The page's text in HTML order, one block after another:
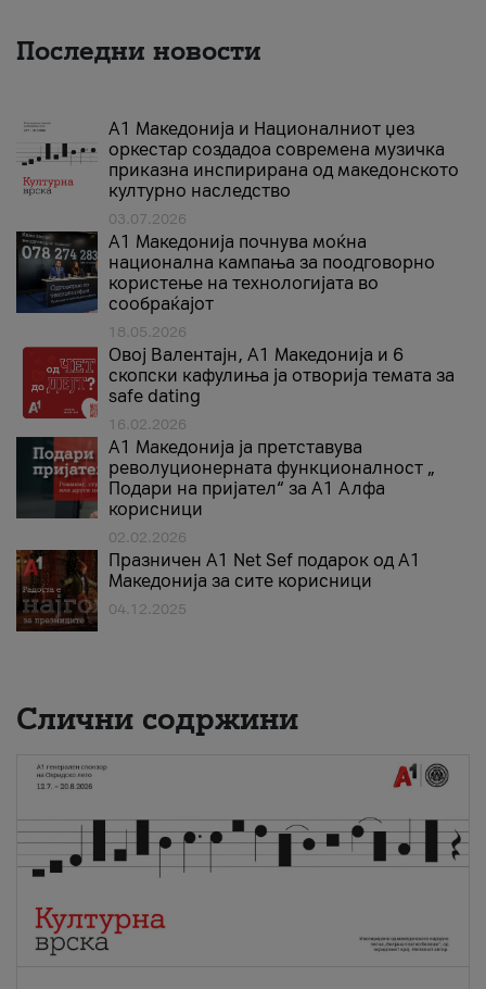
Последни новости
А1 Македонија и Националниот џез
оркестар создадоа современа музичка
приказна инспирирана од македонското
културно наследство
03.07.2026
A1 Македонија почнува моќна
национална кампања за поодговорно
користење на технологијата во
сообраќајот
18.05.2026
Овој Валентајн, A1 Македонија и 6
скопски кафулиња ја отворија темата за
safe dating
16.02.2026
А1 Македонија ја претставува
револуционерната функционалност „
Подари на пријател“ за А1 Алфа
корисници
02.02.2026
Празничен A1 Net Sеf подарок од А1
Македонија за сите корисници
04.12.2025
Слични содржини